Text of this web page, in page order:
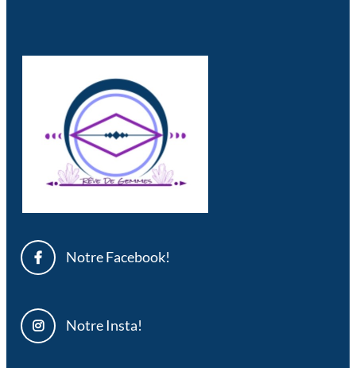
Notre Facebook!
Notre Insta!